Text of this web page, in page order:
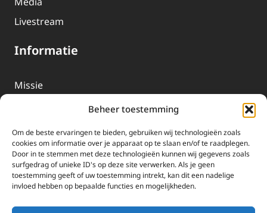
Beheer toestemming
Om de beste ervaringen te bieden, gebruiken wij technologieën zoals
cookies om informatie over je apparaat op te slaan en/of te raadplegen.
Door in te stemmen met deze technologieën kunnen wij gegevens zoals
surfgedrag of unieke ID's op deze site verwerken. Als je geen
toestemming geeft of uw toestemming intrekt, kan dit een nadelige
invloed hebben op bepaalde functies en mogelijkheden.
Livestream
Informatie
Missie
EWTN-Team
Organisatiegegevens
Doneren